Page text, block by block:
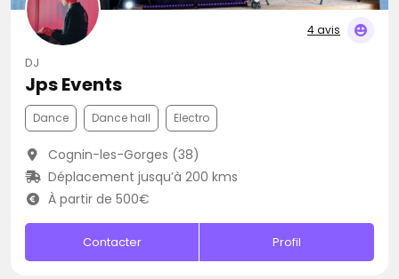
4 avis
DJ
Jps Events
Dance Dance hall Electro
Cognin-les-Gorges (38)
Déplacement jusqu’à 200 kms
À partir de 500€
Contacter Profil